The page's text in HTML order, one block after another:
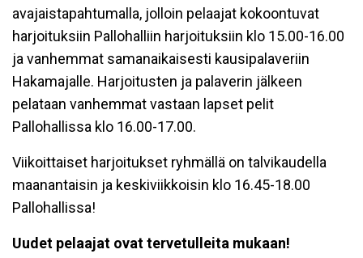
avajaistapahtumalla, jolloin pelaajat kokoontuvat
harjoituksiin Pallohalliin harjoituksiin klo 15.00-16.00
ja vanhemmat samanaikaisesti kausipalaveriin
Hakamajalle. Harjoitusten ja palaverin jälkeen
pelataan vanhemmat vastaan lapset pelit
Pallohallissa klo 16.00-17.00.
Viikoittaiset harjoitukset ryhmällä on talvikaudella
maanantaisin ja keskiviikkoisin klo 16.45-18.00
Pallohallissa!
Uudet pelaajat ovat tervetulleita mukaan!